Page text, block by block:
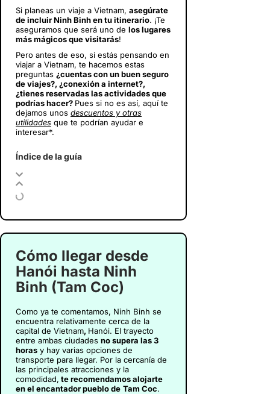
Si planeas un viaje a Vietnam, asegúrate
de incluir Ninh Binh en tu itinerario. ¡Te
aseguramos que será uno de los lugares
más mágicos que visitarás!
Pero antes de eso, si estás pensando en
viajar a Vietnam, te hacemos estas
preguntas ¿cuentas con un buen seguro
de viajes?, ¿conexión a internet?,
¿tienes reservadas las actividades que
podrías hacer? Pues si no es así, aquí te
dejamos unos descuentos y otras
utilidades que te podrían ayudar e
interesar*.
Índice de la guía
Cómo llegar desde
Hanói hasta Ninh
Binh (Tam Coc)
Como ya te comentamos, Ninh Binh se
encuentra relativamente cerca de la
capital de Vietnam, Hanói. El trayecto
entre ambas ciudades no supera las 3
horas y hay varias opciones de
transporte para llegar. Por la cercanía de
las principales atracciones y la
comodidad, te recomendamos alojarte
en el encantador pueblo de Tam Coc.